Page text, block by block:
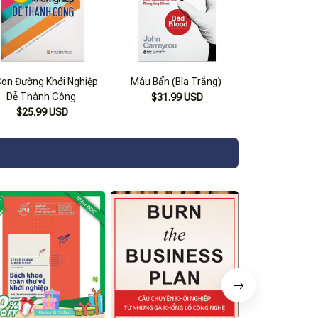
Đường Khởi Nghiệp
Dễ Thành Công
$25.99 USD
Máu Bẩn (Bìa Trắng)
$31.99 USD